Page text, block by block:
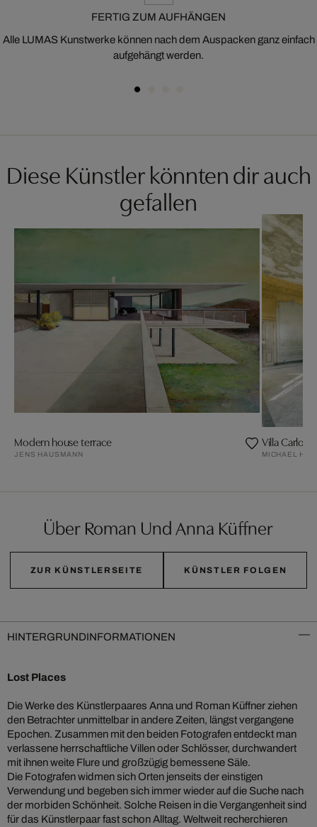
FERTIG ZUM AUFHÄNGEN
Alle LUMAS Kunstwerke können nach dem Auspacken ganz einfach
aufgehängt werden.
Diese Künstler könnten dir auch
gefallen
Modern house terrace
JENS HAUSMANN
Villa Carlos
MICHAEL
Über Roman Und Anna Küffner
ZUR KÜNSTLERSEITE KÜNSTLER FOLGEN
HINTERGRUNDINFORMATIONEN
Lost Places
Die Werke des Künstlerpaares Anna und Roman Küffner ziehen
den Betrachter unmittelbar in andere Zeiten, längst vergangene
Epochen. Zusammen mit den beiden Fotografen entdeckt man
verlassene herrschaftliche Villen oder Schlösser, durchwandert
mit ihnen weite Flure und großzügig bemessene Säle.
Die Fotografen widmen sich Orten jenseits der einstigen
Verwendung und begeben sich immer wieder auf die Suche nach
der morbiden Schönheit. Solche Reisen in die Vergangenheit sind
für das Künstlerpaar fast schon Alltag. Weltweit recherchieren